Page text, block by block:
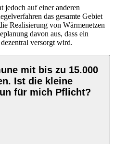
jedoch auf einer anderen
das gesamte Gebiet
Realisierung von Wärmenetzen
davon aus, dass ein
versorgt wird.
mit bis zu 15.000
Ist die kleine
für mich Pflicht?